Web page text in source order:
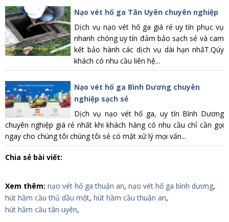
Nạo vét hố ga Tân Uyên chuyên nghiệp
Dịch vụ nạo vét hố ga giá rẻ uy tín phục vụ
nhanh chóng uy tín đảm bảo sạch sẻ và cam
kết bảo hành các dịch vụ dài hạn nhấT.Qúy
khách có nhu cầu liên hệ...
Nạo vét hố ga Bình Dương chuyên
nghiệp sạch sẻ
Dịch vụ nạo vét hố ga, uy tín Bình Dương
chuyên nghiệp giá rẻ nhất khi khách hàng có nhu cầu chỉ cần gọi
ngay cho chúng tôi chúng tôi sẻ có mặt xử lý mọi vấn...
Chia sẻ bài viết:
Xem thêm: nạo vét hố ga thuận an, nạo vét hố ga bình dương,
hút hầm cầu thủ dầu một, hút hầm cầu thuận an,
hút hầm cầu tân uyên,